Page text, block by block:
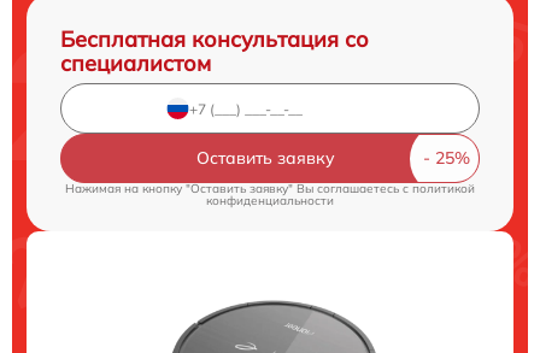
Бесплатная консультация со
специалистом
Оставить заявку
Нажимая на кнопку "Оставить заявку" Вы соглашаетесь c политикой
конфиденциальности